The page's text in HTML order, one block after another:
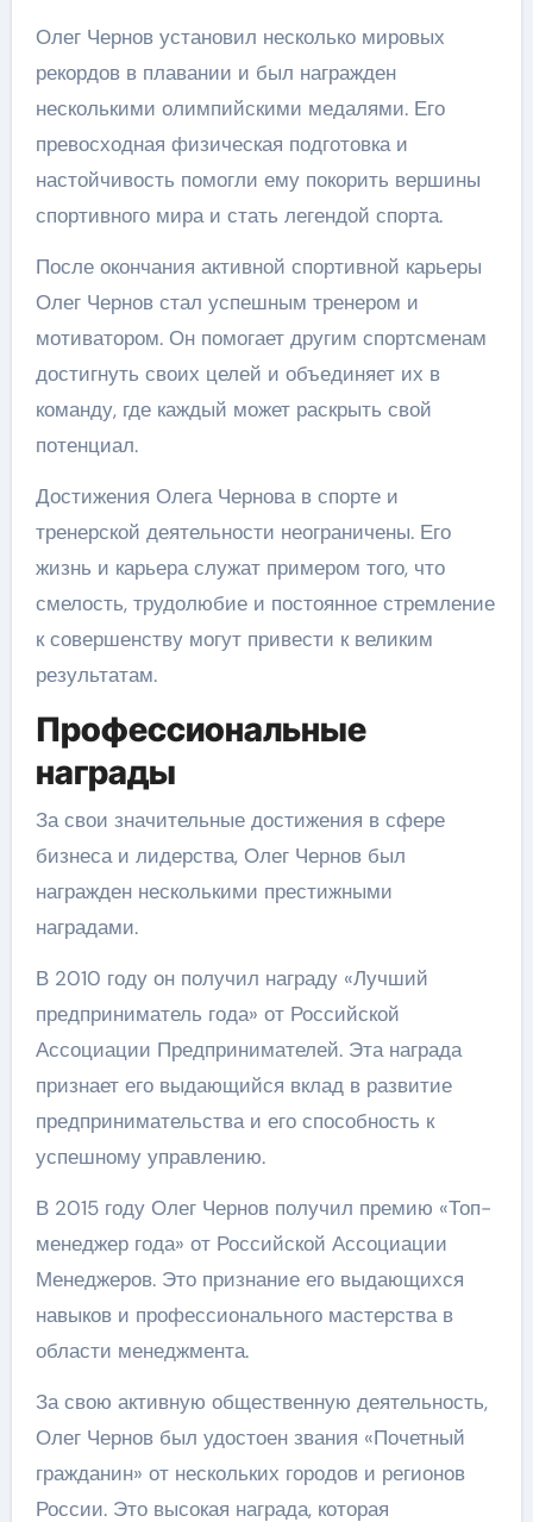
Олег Чернов установил несколько мировых
рекордов в плавании и был награжден
несколькими олимпийскими медалями. Его
превосходная физическая подготовка и
настойчивость помогли ему покорить вершины
спортивного мира и стать легендой спорта.
После окончания активной спортивной карьеры
Олег Чернов стал успешным тренером и
мотиватором. Он помогает другим спортсменам
достигнуть своих целей и объединяет их в
команду, где каждый может раскрыть свой
потенциал.
Достижения Олега Чернова в спорте и
тренерской деятельности неограничены. Его
жизнь и карьера служат примером того, что
смелость, трудолюбие и постоянное стремление
к совершенству могут привести к великим
результатам.
Профессиональные
награды
За свои значительные достижения в сфере
бизнеса и лидерства, Олег Чернов был
награжден несколькими престижными
наградами.
В 2010 году он получил награду «Лучший
предприниматель года» от Российской
Ассоциации Предпринимателей. Эта награда
признает его выдающийся вклад в развитие
предпринимательства и его способность к
успешному управлению.
В 2015 году Олег Чернов получил премию «Топ-
менеджер года» от Российской Ассоциации
Менеджеров. Это признание его выдающихся
навыков и профессионального мастерства в
области менеджмента.
За свою активную общественную деятельность,
Олег Чернов был удостоен звания «Почетный
гражданин» от нескольких городов и регионов
России. Это высокая награда, которая